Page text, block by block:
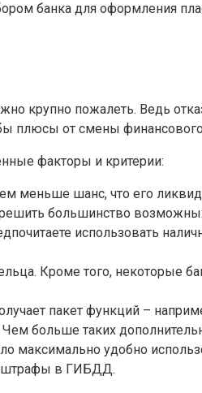
банка для оформления
крупно пожалеть. Ведь
плюсы от смены
факторы и критерии:
меньше шанс, что его
большинство
использовать
Кроме того, некоторые
пакет функций –
больше таких
максимально удобно
штрафы в ГИБДД.